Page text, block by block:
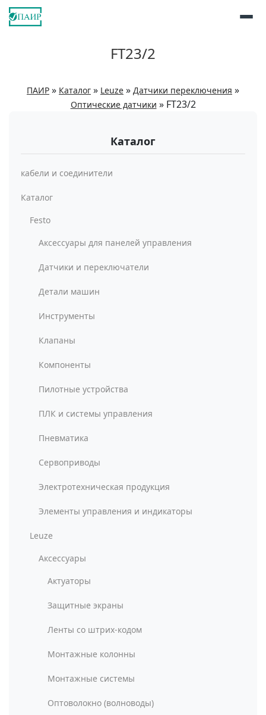
FT23/2
ПАИР » Каталог » Leuze » Датчики переключения »
Оптические датчики » FT23/2
Каталог
кабели и соединители
Каталог
Festo
Аксессуары для панелей управления
Датчики и переключатели
Детали машин
Инструменты
Клапаны
Компоненты
Пилотные устройства
ПЛК и системы управления
Пневматика
Сервоприводы
Электротехническая продукция
Элементы управления и индикаторы
Leuze
Аксессуары
Актуаторы
Защитные экраны
Ленты со штрих-кодом
Монтажные колонны
Монтажные системы
Оптоволокно (волноводы)